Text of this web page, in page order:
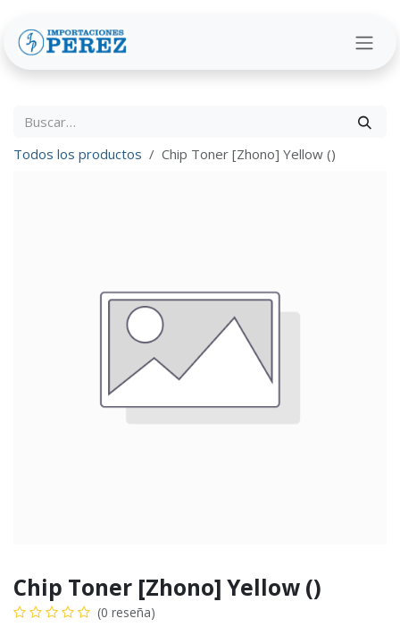
Todos los productos Chip Toner [Zhono] Yellow ()
Chip Toner [Zhono] Yellow ()
(0 reseña)